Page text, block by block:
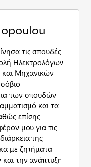
τις σπουδές
Ηλεκτρολόγων
Μηχανικών
των σπουδών
και τα
επίσης
μου για τις
της
με ζητήματα
την ανάπτυξη